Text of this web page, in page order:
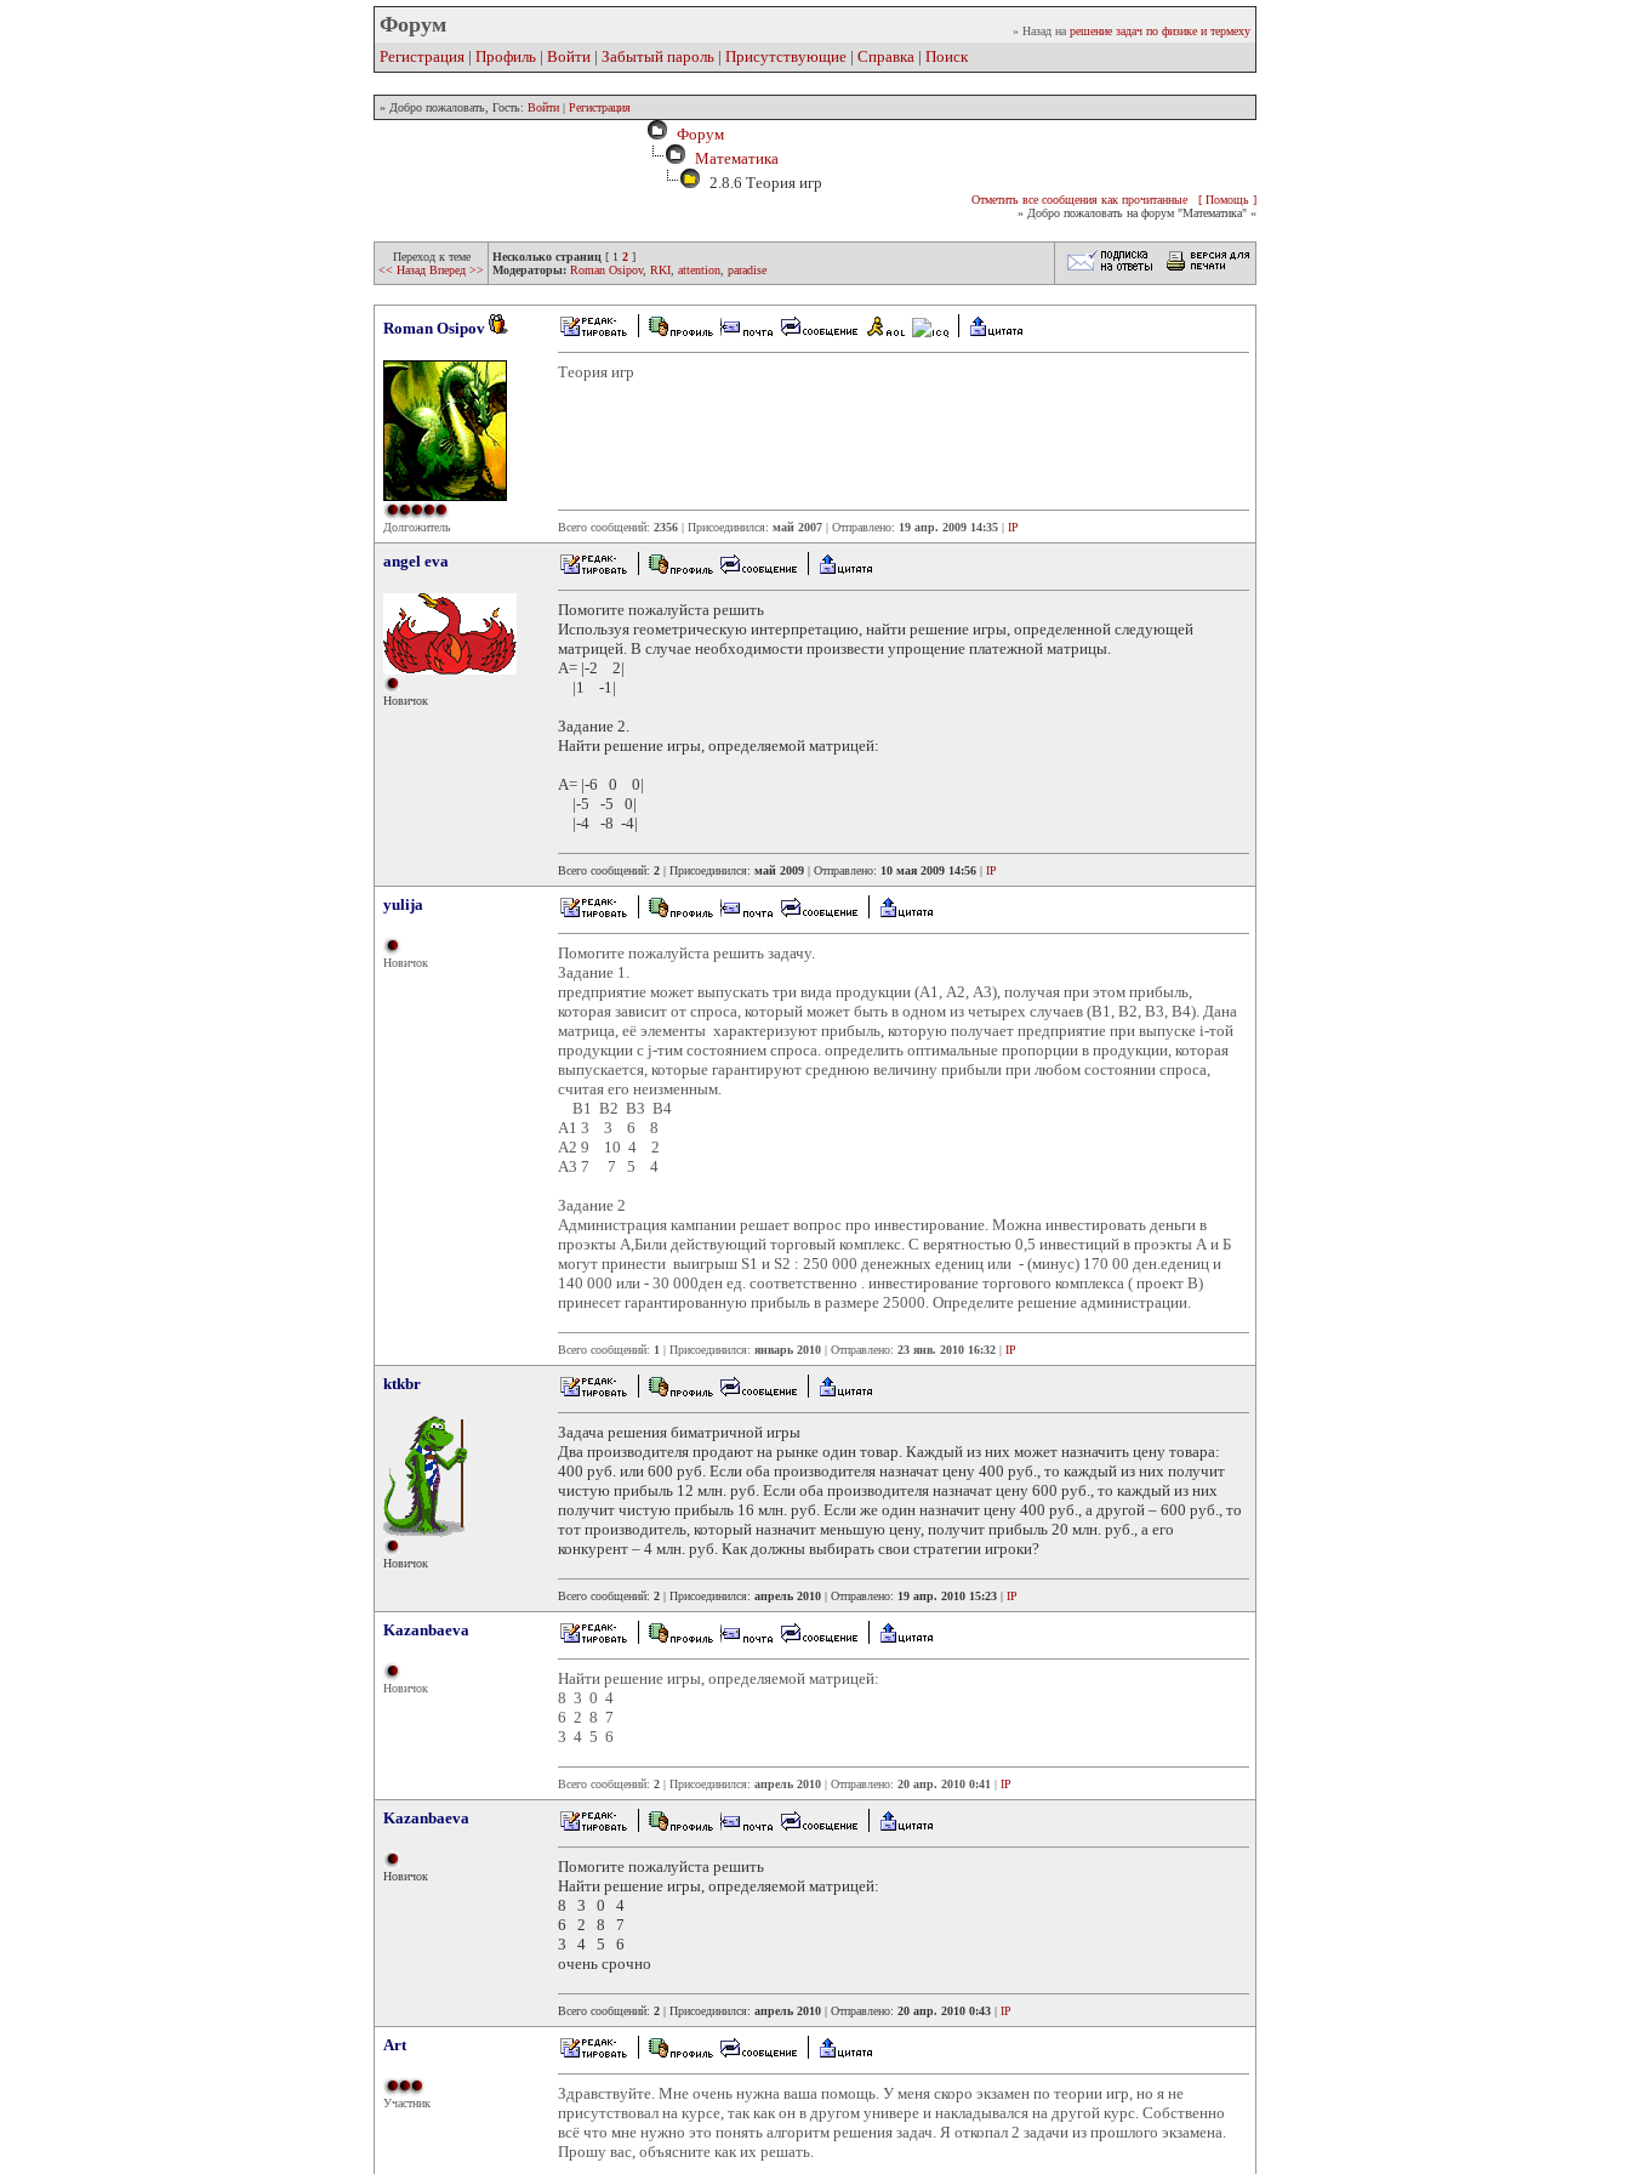
Форум » Назад на решение задач по физике и термеху
Регистрация | Профиль | Войти | Забытый пароль | Присутствующие | Справка | Поиск
» Добро пожаловать, Гость: Войти | Регистрация
Форум
Математика
2.8.6 Теория игр
Отметить все сообщения как прочитанные
[ Помощь ]
» Добро пожаловать на форум "Математика" «
Переход к теме
<< Назад Вперед >>
Несколько страниц [ 1 2 ]
Модераторы: Roman Osipov, RKI attention paradise
Roman Osipov
Долгожитель
Теория игр
Всего сообщений: 2356 | Присоединился: май 2007 | Отправлено: 19 апр. 2009 14:35 | IP
angel eva
Новичок
Помогите пожалуйста решить
Используя геометрическую интерпретацию, найти решение игры, определенной следующей
матрицей. В случае необходимости произвести упрощение платежной матрицы.
А= |-2 2|
|1 -1|
Задание 2.
Найти решение игры, определяемой матрицей:
А= |-6 0 0|
|-5 -5 0|
|-4 -8 -4|
Всего сообщений: 2 | Присоединился: май 2009 | Отправлено: 10 мая 2009 14:56 | IP
yulija
Новичок
Помогите пожалуйста решить задачу.
Задание 1.
предприятие может выпускать три вида продукции (А1, А2, А3), получая при этом прибыль,
которая зависит от спроса, который может быть в одном из четырех случаев (В1, В2, В3, В4). Дана
матрица, её элементы характеризуют прибыль, которую получает предприятие при выпуске i-той
продукции с j-тим состоянием спроса. определить оптимальные пропорции в продукции, которая
выпускается, которые гарантируют среднюю величину прибыли при любом состоянии спроса,
считая его неизменным.
В1 В2 В3 В4
А1 3 3 6 8
А2 9 10 4 2
А3 7 7 5 4
Задание 2
Администрация кампании решает вопрос про инвестирование. Можна инвестировать деньги в
проэкты А,Били действующий торговый комплекс. С верятностью 0,5 инвестиций в проэкты А и Б
могут принести выигрыш S1 и S2 : 250 000 денежных едениц или - (минус) 170 00 ден.едениц и
140 000 или - 30 000ден ед. соответственно . инвестирование торгового комплекса ( проект В)
принесет гарантированную прибыль в размере 25000. Определите решение администрации.
Всего сообщений: 1 | Присоединился: январь 2010 | Отправлено: 23 янв. 2010 16:32 | IP
ktkbr
Новичок
Задача решения биматричной игры
Два производителя продают на рынке один товар. Каждый из них может назначить цену товара:
400 руб. или 600 руб. Если оба производителя назначат цену 400 руб., то каждый из них получит
чистую прибыль 12 млн. руб. Если оба производителя назначат цену 600 руб., то каждый из них
получит чистую прибыль 16 млн. руб. Если же один назначит цену 400 руб., а другой – 600 руб., то
тот производитель, который назначит меньшую цену, получит прибыль 20 млн. руб., а его
конкурент – 4 млн. руб. Как должны выбирать свои стратегии игроки?
Всего сообщений: 2 | Присоединился: апрель 2010 | Отправлено: 19 апр. 2010 15:23 | IP
Kazanbaeva
Новичок
Найти решение игры, определяемой матрицей:
8 3 0 4
6 2 8 7
3 4 5 6
Всего сообщений: 2 | Присоединился: апрель 2010 | Отправлено: 20 апр. 2010 0:41 | IP
Kazanbaeva
Новичок
Помогите пожалуйста решить
Найти решение игры, определяемой матрицей:
8 3 0 4
6 2 8 7
3 4 5 6
очень срочно
Всего сообщений: 2 | Присоединился: апрель 2010 | Отправлено: 20 апр. 2010 0:43 | IP
Art
Участник
Здравствуйте. Мне очень нужна ваша помощь. У меня скоро экзамен по теории игр, но я не
присутствовал на курсе, так как он в другом универе и накладывался на другой курс. Собственно
всё что мне нужно это понять алгоритм решения задач. Я откопал 2 задачи из прошлого экзамена.
Прошу вас, объясните как их решать.